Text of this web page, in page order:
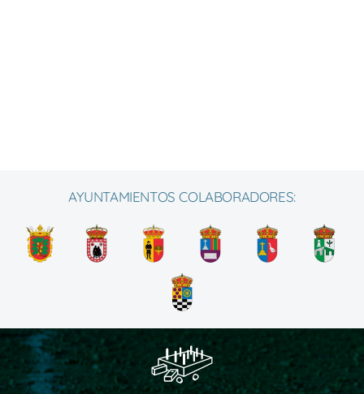
AYUNTAMIENTOS COLABORADORES: